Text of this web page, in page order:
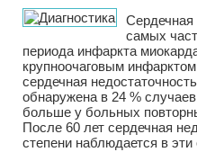
Сердечная
самых
периода инфаркта
крупноочаговым
сердечная
обнаружена в 24 %
больше у больных
После 60 лет сердечная
степени наблюдается в